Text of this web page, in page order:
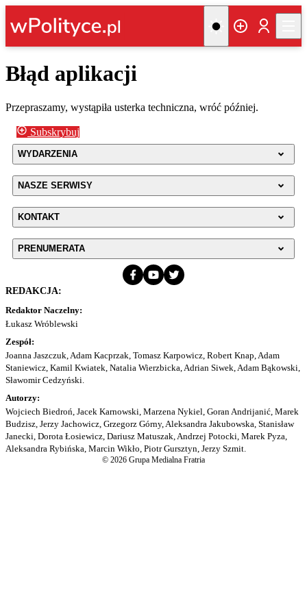
Błąd aplikacji
Przepraszamy, wystąpiła usterka techniczna, wróć później.
Subskrybuj
WYDARZENIA
NASZE SERWISY
KONTAKT
PRENUMERATA
REDAKCJA:
Redaktor Naczelny:
Łukasz Wróblewski
Zespół:
Joanna Jaszczuk, Adam Kacprzak, Tomasz Karpowicz, Robert Knap, Adam
Staniewicz, Kamil Kwiatek, Natalia Wierzbicka, Adrian Siwek, Adam Bąkowski,
Sławomir Cedzyński.
Autorzy:
Wojciech Biedroń, Jacek Karnowski, Marzena Nykiel, Goran Andrijanić, Marek
Budzisz, Jerzy Jachowicz, Grzegorz Górny, Aleksandra Jakubowska, Stanisław
Janecki, Dorota Łosiewicz, Dariusz Matuszak, Andrzej Potocki, Marek Pyza,
Aleksandra Rybińska, Marcin Wikło, Piotr Gursztyn, Jerzy Szmit.
© 2026 Grupa Medialna Fratria